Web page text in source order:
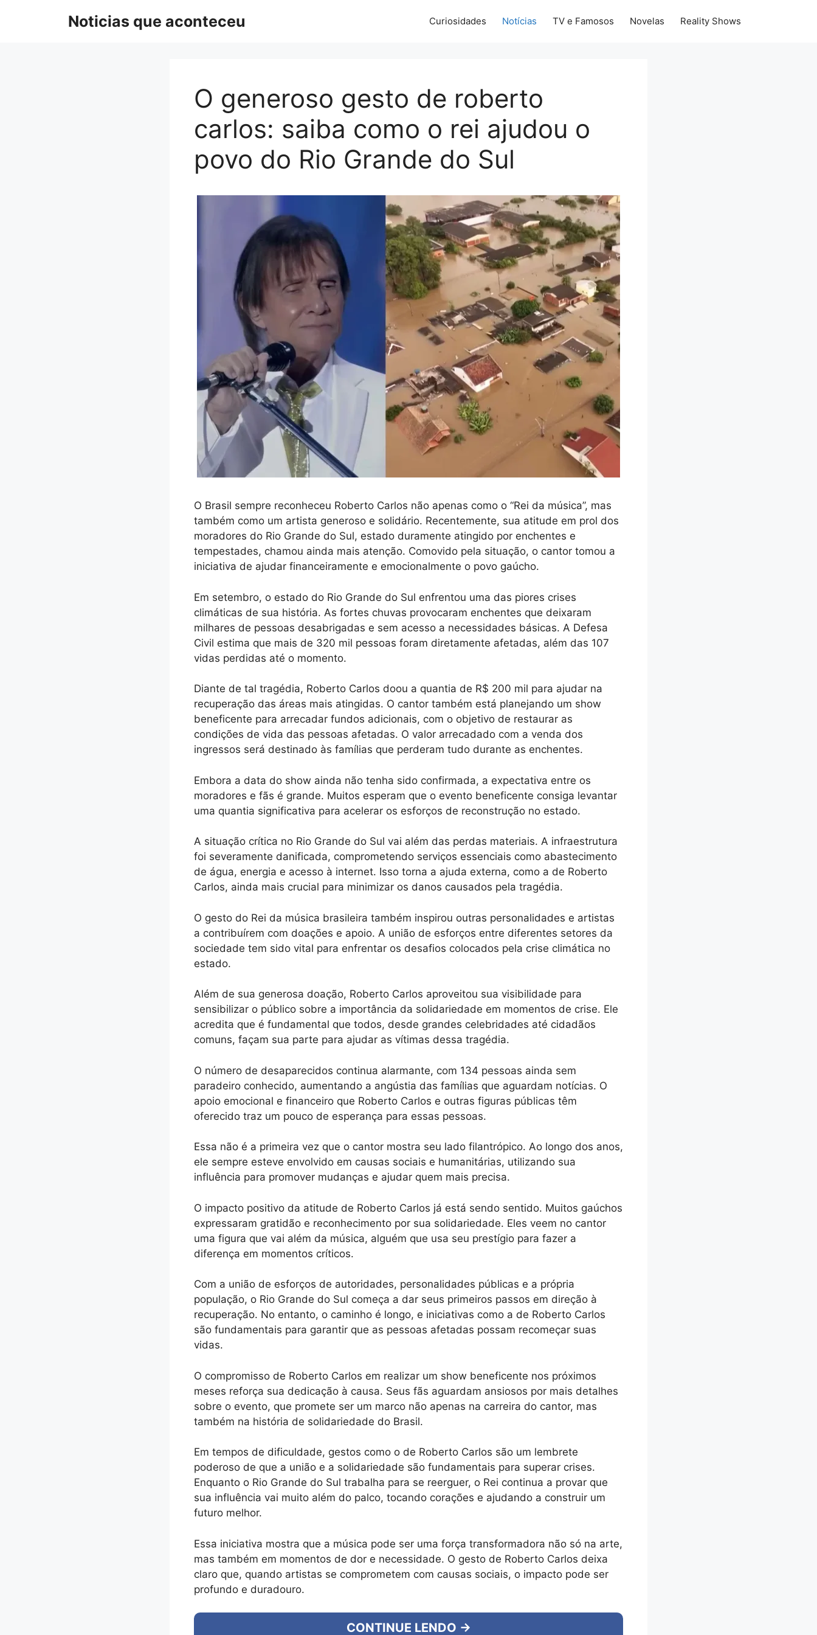
Noticias que aconteceu Curiosidades Notícias TV e Famosos Novelas Reality Shows
O generoso gesto de roberto
carlos: saiba como o rei ajudou o
povo do Rio Grande do Sul
O Brasil sempre reconheceu Roberto Carlos não apenas como o “Rei da música”, mas
também como um artista generoso e solidário. Recentemente, sua atitude em prol dos
moradores do Rio Grande do Sul, estado duramente atingido por enchentes e
tempestades, chamou ainda mais atenção. Comovido pela situação, o cantor tomou a
iniciativa de ajudar financeiramente e emocionalmente o povo gaúcho.
Em setembro, o estado do Rio Grande do Sul enfrentou uma das piores crises
climáticas de sua história. As fortes chuvas provocaram enchentes que deixaram
milhares de pessoas desabrigadas e sem acesso a necessidades básicas. A Defesa
Civil estima que mais de 320 mil pessoas foram diretamente afetadas, além das 107
vidas perdidas até o momento.
Diante de tal tragédia, Roberto Carlos doou a quantia de R$ 200 mil para ajudar na
recuperação das áreas mais atingidas. O cantor também está planejando um show
beneficente para arrecadar fundos adicionais, com o objetivo de restaurar as
condições de vida das pessoas afetadas. O valor arrecadado com a venda dos
ingressos será destinado às famílias que perderam tudo durante as enchentes.
Embora a data do show ainda não tenha sido confirmada, a expectativa entre os
moradores e fãs é grande. Muitos esperam que o evento beneficente consiga levantar
uma quantia significativa para acelerar os esforços de reconstrução no estado.
A situação crítica no Rio Grande do Sul vai além das perdas materiais. A infraestrutura
foi severamente danificada, comprometendo serviços essenciais como abastecimento
de água, energia e acesso à internet. Isso torna a ajuda externa, como a de Roberto
Carlos, ainda mais crucial para minimizar os danos causados pela tragédia.
O gesto do Rei da música brasileira também inspirou outras personalidades e artistas
a contribuírem com doações e apoio. A união de esforços entre diferentes setores da
sociedade tem sido vital para enfrentar os desafios colocados pela crise climática no
estado.
Além de sua generosa doação, Roberto Carlos aproveitou sua visibilidade para
sensibilizar o público sobre a importância da solidariedade em momentos de crise. Ele
acredita que é fundamental que todos, desde grandes celebridades até cidadãos
comuns, façam sua parte para ajudar as vítimas dessa tragédia.
O número de desaparecidos continua alarmante, com 134 pessoas ainda sem
paradeiro conhecido, aumentando a angústia das famílias que aguardam notícias. O
apoio emocional e financeiro que Roberto Carlos e outras figuras públicas têm
oferecido traz um pouco de esperança para essas pessoas.
Essa não é a primeira vez que o cantor mostra seu lado filantrópico. Ao longo dos anos,
ele sempre esteve envolvido em causas sociais e humanitárias, utilizando sua
influência para promover mudanças e ajudar quem mais precisa.
O impacto positivo da atitude de Roberto Carlos já está sendo sentido. Muitos gaúchos
expressaram gratidão e reconhecimento por sua solidariedade. Eles veem no cantor
uma figura que vai além da música, alguém que usa seu prestígio para fazer a
diferença em momentos críticos.
Com a união de esforços de autoridades, personalidades públicas e a própria
população, o Rio Grande do Sul começa a dar seus primeiros passos em direção à
recuperação. No entanto, o caminho é longo, e iniciativas como a de Roberto Carlos
são fundamentais para garantir que as pessoas afetadas possam recomeçar suas
vidas.
O compromisso de Roberto Carlos em realizar um show beneficente nos próximos
meses reforça sua dedicação à causa. Seus fãs aguardam ansiosos por mais detalhes
sobre o evento, que promete ser um marco não apenas na carreira do cantor, mas
também na história de solidariedade do Brasil.
Em tempos de dificuldade, gestos como o de Roberto Carlos são um lembrete
poderoso de que a união e a solidariedade são fundamentais para superar crises.
Enquanto o Rio Grande do Sul trabalha para se reerguer, o Rei continua a provar que
sua influência vai muito além do palco, tocando corações e ajudando a construir um
futuro melhor.
Essa iniciativa mostra que a música pode ser uma força transformadora não só na arte,
mas também em momentos de dor e necessidade. O gesto de Roberto Carlos deixa
claro que, quando artistas se comprometem com causas sociais, o impacto pode ser
profundo e duradouro.
CONTINUE LENDO →